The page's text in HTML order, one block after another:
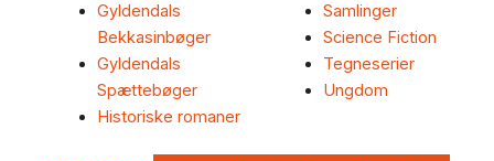
Gyldendals
Bekkasinbøger
Gyldendals
Spættebøger
Historiske romaner
Samlinger
Science Fiction
Tegneserier
Ungdom